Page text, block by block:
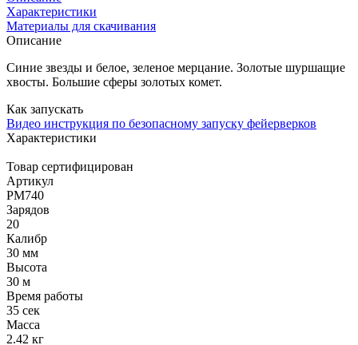
Характеристики
Материалы для скачивания
Описание
Синие звезды и белое, зеленое мерцание. Золотые шуршащие
хвосты. Большие сферы золотых комет.
Как запускать
Видео инструкция по безопасному запуску фейерверков
Характеристики
Товар сертифицирован
Артикул
РМ740
Зарядов
20
Калибр
30 мм
Высота
30 м
Время работы
35 сек
Масса
2.42 кг